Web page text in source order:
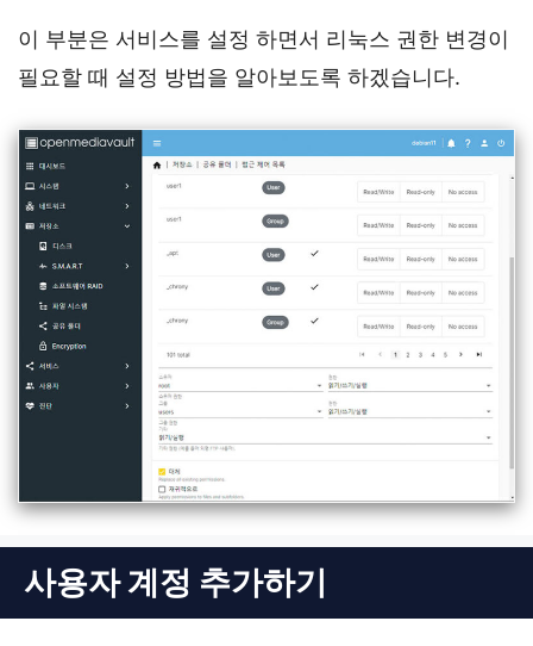
이 부분은 서비스를 설정 하면서 리눅스 권한 변경이
필요할 때 설정 방법을 알아보도록 하겠습니다.
사용자 계정 추가하기